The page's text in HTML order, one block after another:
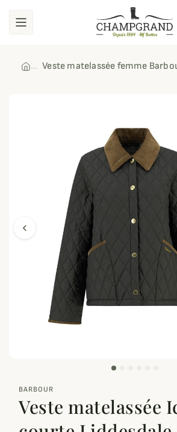
Veste matelassée femme
chevron_left
BARBOUR
Veste matelassée